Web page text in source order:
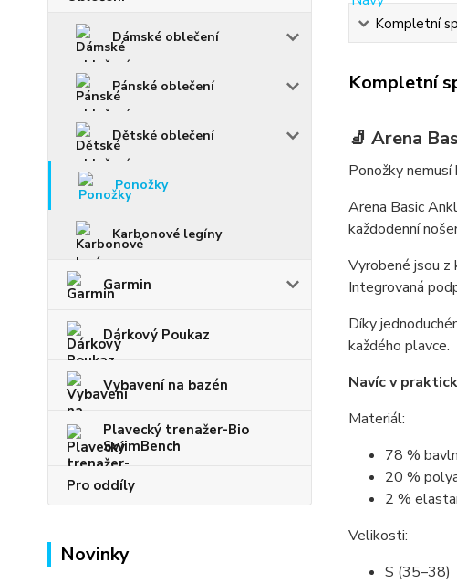
Dámské oblečení
Pánské oblečení
Dětské oblečení
Ponožky
Karbonové legíny
Garmin
Dárkový Poukaz
Vybavení na bazén
Plavecký trenažer-Bio
SwimBench
Pro oddíly
Novinky
Kompletní
Kompletní
🧦 Arena
Ponožky nemusí
Arena Basic
každodenní
Vyrobené jsou z
Integrovaná
Díky
každého plavce.
Navíc v
Materiál:
78 %
20 %
2 %
Velikosti:
S (35–38)